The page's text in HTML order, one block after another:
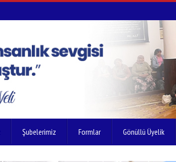
Şubelerimiz Formlar Gönüllü Üyelik